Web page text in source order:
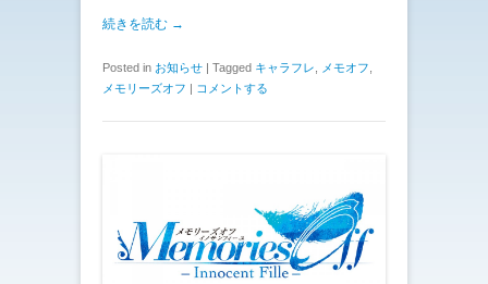
続きを読む →
Posted in お知らせ | Tagged キャラフレ メモオフ
メモリーズオフ | コメントする